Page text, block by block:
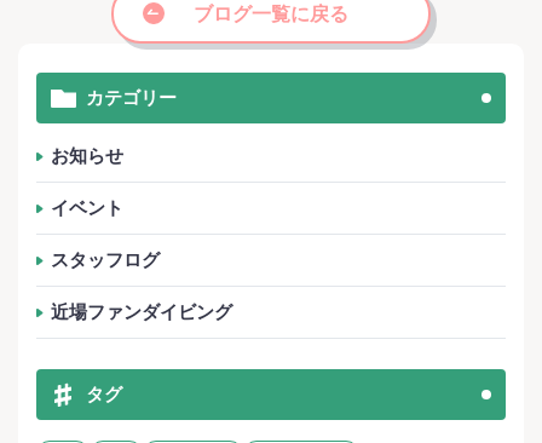
ブログ一覧に戻る
カテゴリー
お知らせ
イベント
スタッフログ
近場ファンダイビング
タグ